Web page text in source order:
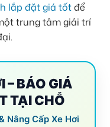
lắp đặt giá tốtđể
trung tâm giải trí
– BÁO GIÁ
TẠI CHỖ
Nâng Cấp Xe Hơi